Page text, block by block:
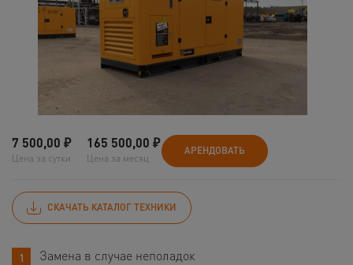
7 500,00 ₽
Цена за сутки
165 500,00 ₽
Цена за месяц
АРЕНДОВАТЬ
СКАЧАТЬ КАТАЛОГ ТЕХНИКИ
Замена в случае неполадок